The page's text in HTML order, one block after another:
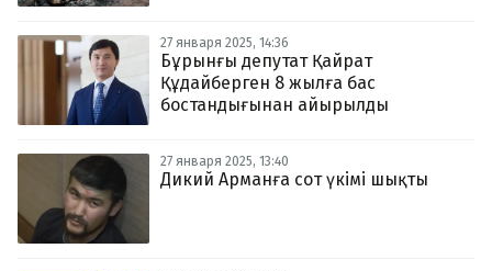
27 января 2025, 14:36
Бұрынғы депутат Қайрат
Құдайберген 8 жылға бас
бостандығынан айырылды
27 января 2025, 13:40
Дикий Арманға сот үкімі шықты